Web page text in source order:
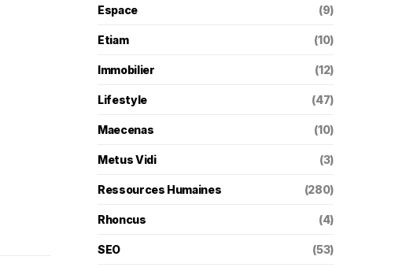
Espace (9)
Etiam (10)
Immobilier (12)
Lifestyle (47)
Maecenas (10)
Metus Vidi (3)
Ressources Humaines (280)
Rhoncus (4)
SEO (53)